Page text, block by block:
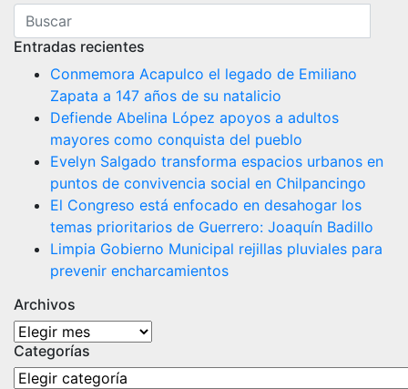
Entradas recientes
Conmemora Acapulco el legado de Emiliano
Zapata a 147 años de su natalicio
Defiende Abelina López apoyos a adultos
mayores como conquista del pueblo
Evelyn Salgado transforma espacios urbanos en
puntos de convivencia social en Chilpancingo
El Congreso está enfocado en desahogar los
temas prioritarios de Guerrero: Joaquín Badillo
Limpia Gobierno Municipal rejillas pluviales para
prevenir encharcamientos
Archivos
Archivos
Categorías
Categorías